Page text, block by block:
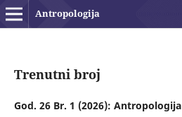
Antropologija
Trenutni broj
God. 26 Br. 1 (2026): Antropologija